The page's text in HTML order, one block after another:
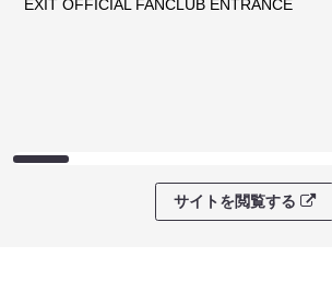
EXIT OFFICIAL FANCLUB ENTRANCE
サイトを閲覧する